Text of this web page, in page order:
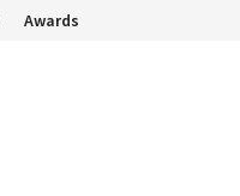
Awards